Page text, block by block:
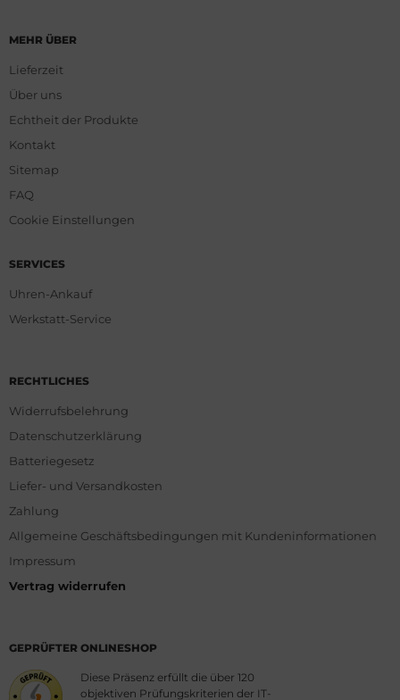
MEHR ÜBER
Lieferzeit
Über uns
Echtheit der Produkte
Kontakt
Sitemap
FAQ
Cookie Einstellungen
SERVICES
Uhren-Ankauf
Werkstatt-Service
RECHTLICHES
Widerrufsbelehrung
Datenschutzerklärung
Batteriegesetz
Liefer- und Versandkosten
Zahlung
Allgemeine Geschäftsbedingungen mit Kundeninformationen
Impressum
Vertrag widerrufen
GEPRÜFTER ONLINESHOP
Diese Präsenz erfüllt die über 120
objektiven Prüfungskriterien der IT-